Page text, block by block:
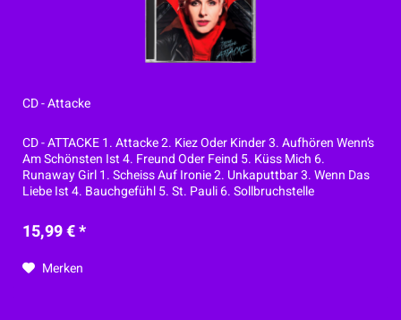
CD - Attacke
CD - ATTACKE 1. Attacke 2. Kiez Oder Kinder 3. Aufhören Wenn’s
Am Schönsten Ist 4. Freund Oder Feind 5. Küss Mich 6.
Runaway Girl 1. Scheiss Auf Ironie 2. Unkaputtbar 3. Wenn Das
Liebe Ist 4. Bauchgefühl 5. St. Pauli 6. Sollbruchstelle
15,99 € *
Merken